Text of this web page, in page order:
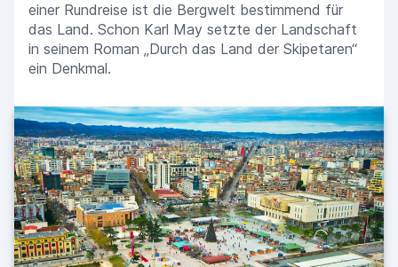
einer Rundreise ist die Bergwelt bestimmend für
das Land. Schon Karl May setzte der Landschaft
in seinem Roman „Durch das Land der Skipetaren“
ein Denkmal.